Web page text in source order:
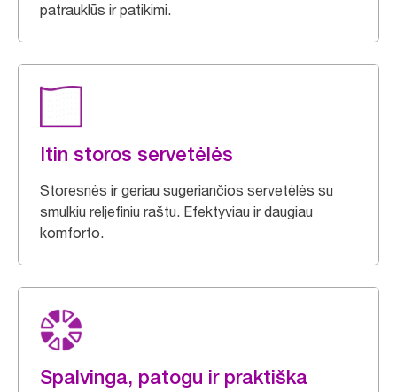
patrauklūs ir patikimi.
Itin storos servetėlės
Storesnės ir geriau sugeriančios servetėlės su
smulkiu reljefiniu raštu. Efektyviau ir daugiau
komforto.
Spalvinga, patogu ir praktiška